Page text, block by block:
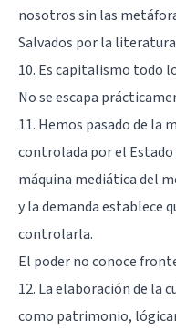
nosotros sin las
Salvados por la
10. Es capitalismo todo
No se escapa
11. Hemos pasado de la
controlada por el
máquina mediática del
y la demanda establece
controlarla.
El poder no conoce
12. La elaboración de la
como patrimonio,